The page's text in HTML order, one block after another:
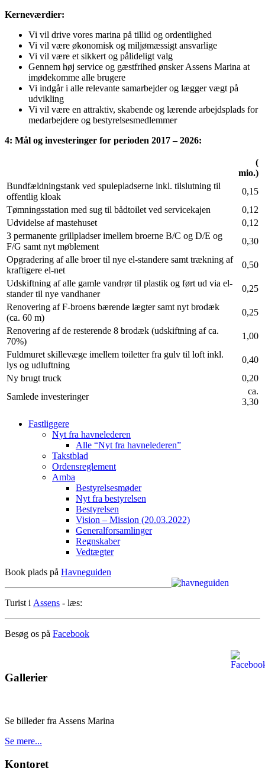
Kerneværdier:
Vi vil drive vores marina på tillid og ordentlighed
Vi vil være økonomisk og miljømæssigt ansvarlige
Vi vil være et sikkert og pålideligt valg
Gennem høj service og gæstfrihed ønsker Assens Marina at
imødekomme alle brugere
Vi indgår i alle relevante samarbejder og lægger vægt på
udvikling
Vi vil være en attraktiv, skabende og lærende arbejdsplads for
medarbejdere og bestyrelsesmedlemmer
4: Mål og investeringer for perioden 2017 – 2026:
(
mio.)
Bundfældningstank ved spulepladserne inkl. tilslutning til
offentlig kloak
0,15
Tømningsstation med sug til bådtoilet ved servicekajen
0,12
Udvidelse af mastehuset
0,12
3 permanente grillpladser imellem broerne B/C og D/E og
F/G samt nyt møblement
0,30
Opgradering af alle broer til nye el-standere samt trækning af
kraftigere el-net
0,50
Udskiftning af alle gamle vandrør til plastik og ført ud via el-
stander til nye vandhaner
0,25
Renovering af F-broens bærende lægter samt nyt brodæk
(ca. 60 m)
0,25
Renovering af de resterende 8 brodæk (udskiftning af ca.
70%)
1,00
Fuldmuret skillevæge imellem toiletter fra gulv til loft inkl.
lys og udluftning
0,40
Ny brugt truck
0,20
Samlede investeringer
ca.
3,30
Fastliggere
Nyt fra havnelederen
Alle “Nyt fra havnelederen”
Takstblad
Ordensreglement
Amba
Bestyrelsesmøder
Nyt fra bestyrelsen
Bestyrelsen
Vision – Mission (20.03.2022)
Generalforsamlinger
Regnskaber
Vedtægter
Book plads på Havneguiden
Turist i Assens - læs:
Besøg os på Facebook
Gallerier
Se billeder fra Assens Marina
Se mere...
Kontoret